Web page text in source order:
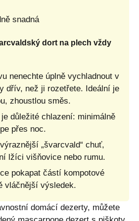
snadná
dort na plech vždy
nenechte úplně vychladnout v
dřív, než ji rozetřete. Ideální je
zhoustlou směs.
důležité chlazení: minimálně
přes noc.
„švarcvald“ chuť,
lžíci višňovice nebo rumu.
pokapat částí kompotové
vláčnější výsledek.
domácí dezerty, můžete